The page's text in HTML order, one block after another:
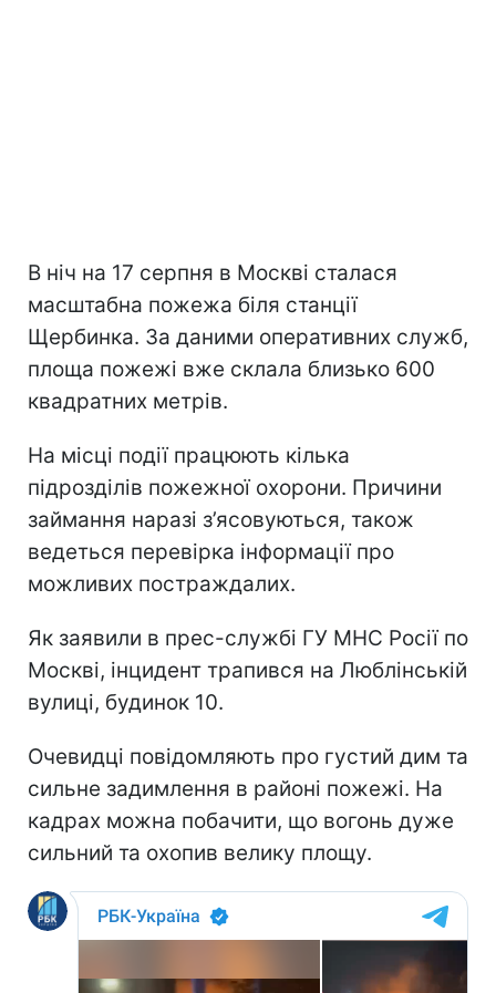
В ніч на 17 серпня в Москві сталася
масштабна пожежа біля станції
Щербинка. За даними оперативних служб,
площа пожежі вже склала близько 600
квадратних метрів.
На місці події працюють кілька
підрозділів пожежної охорони. Причини
займання наразі з’ясовуються, також
ведеться перевірка інформації про
можливих постраждалих.
Як заявили в прес-службі ГУ МНС Росії по
Москві, інцидент трапився на Люблінській
вулиці, будинок 10.
Очевидці повідомляють про густий дим та
сильне задимлення в районі пожежі. На
кадрах можна побачити, що вогонь дуже
сильний та охопив велику площу.